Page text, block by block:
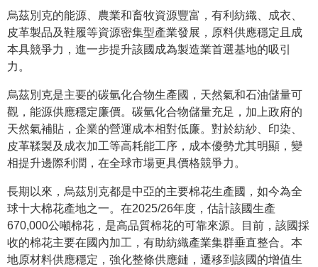
烏茲別克的能源、農業和畜牧資源豐富，有利紡織、成衣、
皮革製品及鞋履等資源密集型產業發展，原料供應穩定且成
本具競爭力，進一步提升該國成為製造業首選基地的吸引
力。
烏茲別克是主要的碳氫化合物生產國，天然氣和石油儲量可
觀，能源供應穩定廉價。碳氫化合物儲量充足，加上政府的
天然氣補貼，企業的營運成本相對低廉。對於紡紗、印染、
皮革鞣製及成衣加工等高耗能工序，成本優勢尤其明顯，變
相提升邊際利潤，在全球市場更具價格競爭力。
長期以來，烏茲別克都是中亞的主要棉花生產國，如今為全
球十大棉花產地之一。在2025/26年度，估計該國生產
670,000公噸棉花，是高品質棉花的可靠來源。目前，該國採
收的棉花主要在國內加工，有助紡織產業集群垂直整合。本
地原材料供應穩定，強化整條供應鏈，遷移到該國的增值生